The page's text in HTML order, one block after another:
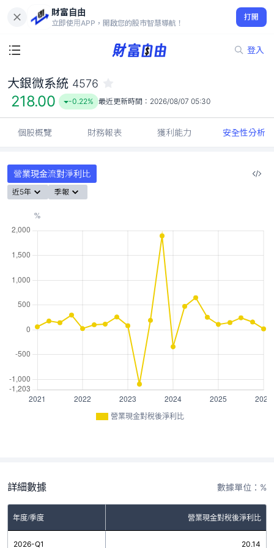
財富自由
立即使用APP，開啟您的股市智慧導航！
打開
登入
218.00
-0.22%
大銀微系統 4576
218.00 -0.22% 最近更新時間： 2026/08/07 05:30
個股概覽 財務報表 獲利能力 安全性分析
營業現金流對淨利比
近5年 季報
營業現金對稅後淨利比
詳細數據 數據單位：%
年度/季度 營業現金對稅後淨利比
2026-Q1 20.14